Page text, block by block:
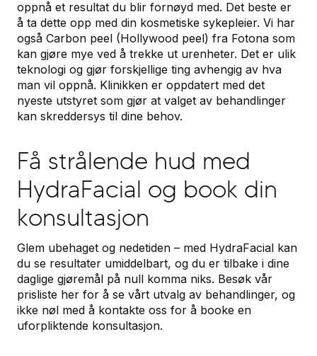
oppnå et resultat du blir fornøyd med. Det beste er
å ta dette opp med din kosmetiske sykepleier. Vi har
også Carbon peel (Hollywood peel) fra Fotona som
kan gjøre mye ved å trekke ut urenheter. Det er ulik
teknologi og gjør forskjellige ting avhengig av hva
man vil oppnå. Klinikken er oppdatert med det
nyeste utstyret som gjør at valget av behandlinger
kan skreddersys til dine behov.
Få strålende hud med
HydraFacial og book din
konsultasjon
Glem ubehaget og nedetiden – med HydraFacial kan
du se resultater umiddelbart, og du er tilbake i dine
daglige gjøremål på null komma niks. Besøk vår
prisliste her for å se vårt utvalg av behandlinger, og
ikke nøl med å kontakte oss for å booke en
uforpliktende konsultasjon.